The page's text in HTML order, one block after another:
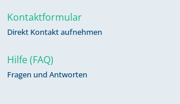
Kontaktformular
Direkt Kontakt aufnehmen
Hilfe (FAQ)
Fragen und Antworten